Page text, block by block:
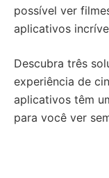
possível ver
aplicativos
Descubra três
experiência de
aplicativos têm
para você ver